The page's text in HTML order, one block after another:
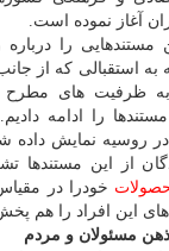
آغاز نموده است.
مستندهایی را
به استقبالی كه از
ظرفیت های مطرح
را ادامه
روسیه نمایش داده
از این مستندها
خودرا در
این افراد را هم
مسئولان و مردم